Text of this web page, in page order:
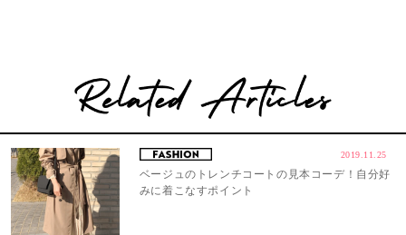
2019.11.25
ベージュのトレンチコートの見本コーデ！自分好
みに着こなすポイント